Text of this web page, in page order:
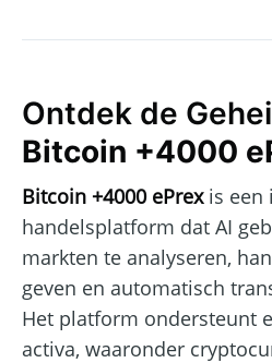
Ontdek de
Bitcoin +4000
Bitcoin +4000 ePrexis een
handelsplatform dat AI
markten te analyseren,
geven en automatisch
Het platform ondersteunt
activa, waaronder